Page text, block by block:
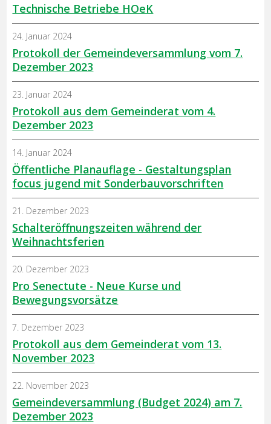
Technische Betriebe HOeK
Protokoll der Gemeindeversammlung vom 7.
Dezember 2023
24. Januar 2024
Protokoll aus dem Gemeinderat vom 4.
Dezember 2023
23. Januar 2024
Öffentliche Planauflage - Gestaltungsplan
focus jugend mit Sonderbauvorschriften
14. Januar 2024
Schalteröffnungszeiten während der
Weihnachtsferien
21. Dezember 2023
Pro Senectute - Neue Kurse und
Bewegungsvorsätze
20. Dezember 2023
Protokoll aus dem Gemeinderat vom 13.
November 2023
7. Dezember 2023
Gemeindeversammlung (Budget 2024) am 7.
Dezember 2023
22. November 2023